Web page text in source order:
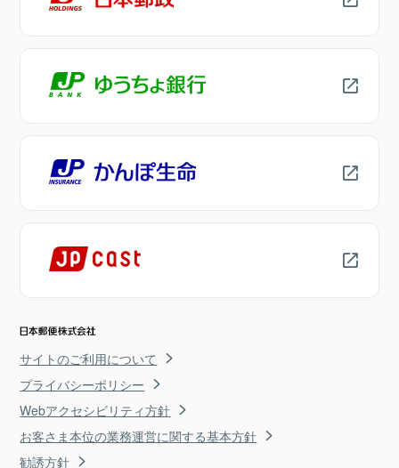
サイトのご利用について
プライバシーポリシー
Webアクセシビリティ方針
お客さま本位の業務運営に関する基本方針
勧誘方針